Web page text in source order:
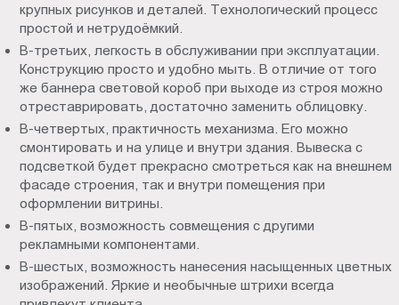
крупных рисунков и деталей. Технологический процесс
простой и нетрудоёмкий.
В-третьих, легкость в обслуживании при эксплуатации.
Конструкцию просто и удобно мыть. В отличие от того
же баннера световой короб при выходе из строя можно
отреставрировать, достаточно заменить облицовку.
В-четвертых, практичность механизма. Его можно
смонтировать и на улице и внутри здания. Вывеска с
подсветкой будет прекрасно смотреться как на внешнем
фасаде строения, так и внутри помещения при
оформлении витрины.
В-пятых, возможность совмещения с другими
рекламными компонентами.
В-шестых, возможность нанесения насыщенных цветных
изображений. Яркие и необычные штрихи всегда